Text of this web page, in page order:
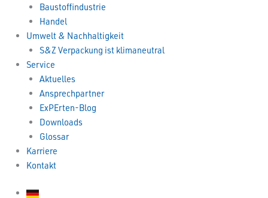
Baustoffindustrie
Handel
Umwelt & Nachhaltigkeit
S&Z Verpackung ist klimaneutral
Service
Aktuelles
Ansprechpartner
ExPErten-Blog
Downloads
Glossar
Karriere
Kontakt